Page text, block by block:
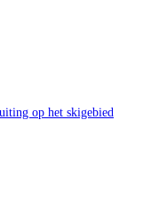
op het skigebied